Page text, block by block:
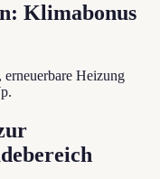
Klimabonus
Heizung